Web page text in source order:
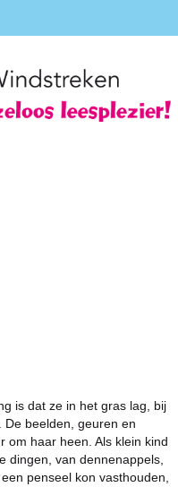
is dat ze in het gras lag, bij
De beelden, geuren en
om haar heen. Als klein kind
dingen, van dennenappels,
penseel kon vasthouden,